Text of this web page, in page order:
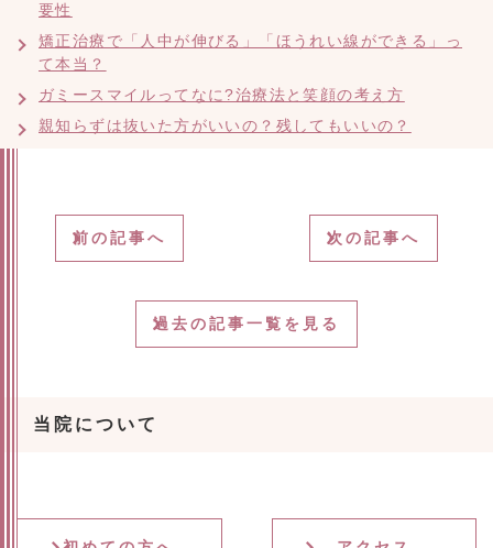
要性
矯正治療で「人中が伸びる」「ほうれい線ができる」っ
て本当？
ガミースマイルってなに?治療法と笑顔の考え方
親知らずは抜いた方がいいの？残してもいいの？
前の記事へ 次の記事へ
過去の記事一覧を見る
当院について